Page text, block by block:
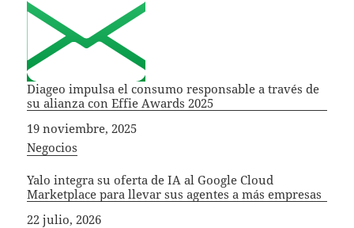
Diageo impulsa el consumo responsable a través de
su alianza con Effie Awards 2025
Fecha
19 noviembre, 2025
In relation to
Negocios
Yalo integra su oferta de IA al Google Cloud
Marketplace para llevar sus agentes a más empresas
Fecha
22 julio, 2026